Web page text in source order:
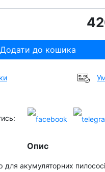
Додати до кошика
Опис
для акумуляторних